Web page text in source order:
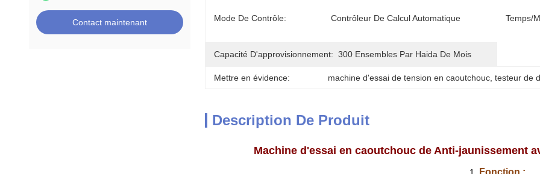
Contact maintenant Mode De Contrôle: Contrôleur De Calcul Automatique Temps/
Capacité D'approvisionnement: 300 Ensembles Par Haida De Mois
Mettre en évidence: machine d'essai de tension en caoutchouc, testeur de
Description De Produit
Machine d'essai en caoutchouc de Anti-jaunissement
Fonction :